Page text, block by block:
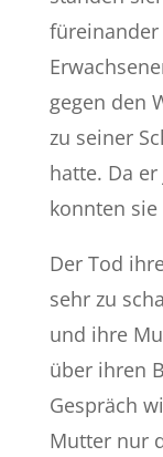
gegen den
zu seiner
hatte. Da
konnten
Der Tod
sehr zu
und ihre
über ihren
Gespräch
Mutter nur